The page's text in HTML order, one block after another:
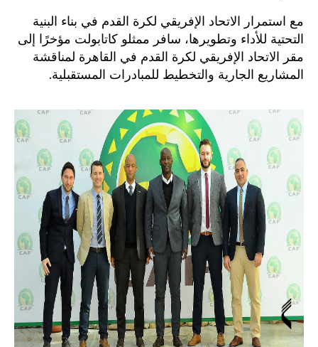
مع استمرار الاتحاد الإفريقي لكرة القدم في بناء البنية
التحتية للأداء وتطويرها، سافر ممثلو كاتابولت مؤخرًا إلى
مقر الاتحاد الإفريقي لكرة القدم في القاهرة لمناقشة
المشاريع الجارية والتخطيط للمبادرات المستقبلية.